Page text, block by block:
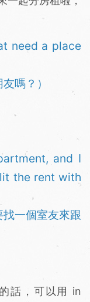
need a place
嗎？）
and I
the rent with
找一個室友來跟
話，可以用 in